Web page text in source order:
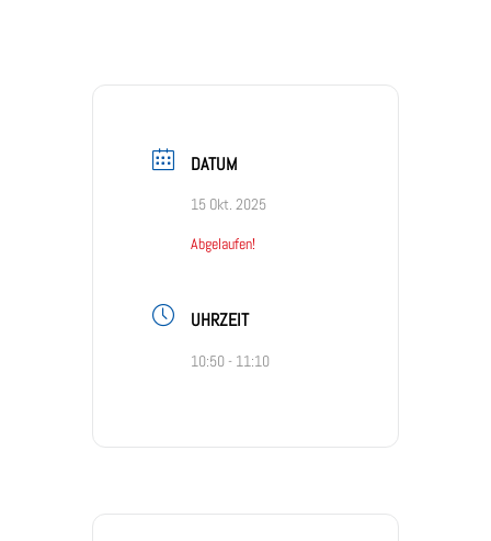
DATUM
15 Okt. 2025
Abgelaufen!
UHRZEIT
10:50 - 11:10